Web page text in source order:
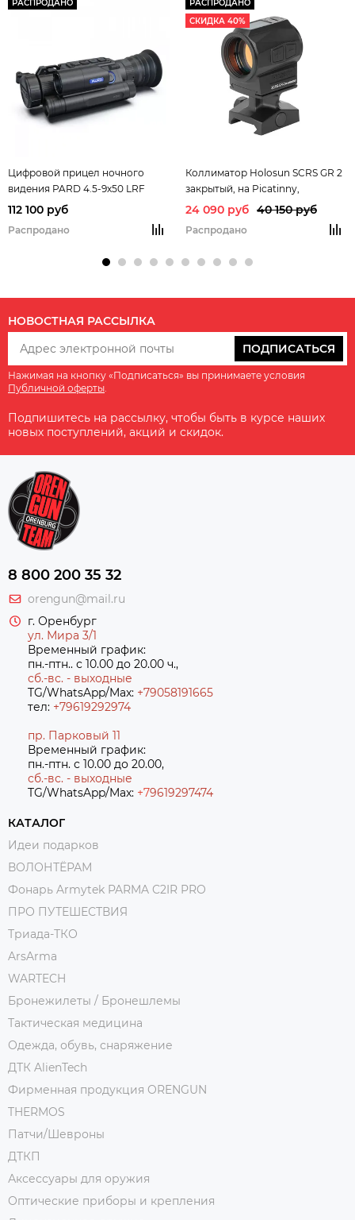
РАСПРОДАНО
Цифровой прицел ночного
видения PARD 4.5-9х50 LRF
(дальномер до 1200м) NV008SP-
112 100 руб
Распродано
РАСПРОДАНО
СКИДКА 40%
Коллиматор Holosun SCRS GR 2
закрытый, на Picatinny,
солнечная батарея, точка 2
без съёмного элемента питания,
24 090 руб 40 150 руб
Распродано
НОВОСТНАЯ РАССЫЛКА
ПОДПИСАТЬСЯ
Нажимая на кнопку «Подписаться» вы принимаете условия
Публичной оферты
Подпишитесь на рассылку, чтобы быть в курсе наших
новых поступлений, акций и скидок.
8 800 200 35 32
orengun@mail.ru
г. Оренбург
ул. Мира 3/1
Временный график:
пн.-птн.. с 10.00 до 20.00 ч.,
сб.-вс. - выходные
TG/WhatsApp/Max: +79058191665
тел: +79619292974
пр. Парковый 11
Временный график:
пн.-птн. с 10.00 до 20.00,
сб.-вс. - выходные
TG/WhatsApp/Max: +79619297474
КАТАЛОГ
Идеи подарков
ВОЛОНТЁРАМ
Фонарь Armytek PARMA C2IR PRO
ПРО ПУТЕШЕСТВИЯ
Триада-ТКО
ArsArma
WARTECH
Бронежилеты / Бронешлемы
Тактическая медицина
Одежда, обувь, снаряжение
ДТК AlienTech
Фирменная продукция ORENGUN
THERMOS
Патчи/Шевроны
ДТКП
Аксессуары для оружия
Оптические приборы и крепления